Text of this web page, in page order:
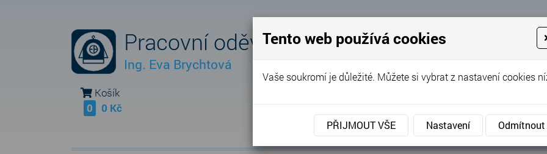
Pracovní oděvy Eva
Ing. Eva Brychtová +420 737 352 016 (Po - Pá 8:00 -
Košík
0
0 Kč
Tento web používá cookies
Vaše soukromí je důležité. Můžete si vybrat z nastavení cookies
PŘIJMOUT VŠE Nastavení Odmítnout